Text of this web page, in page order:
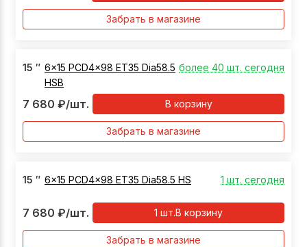
Забрать в магазине
15 ″ 6x15 PCD4x98 ET35 Dia58.5
HSB
более 40 шт. сегодня
7 680 ₽/шт. В корзину
Забрать в магазине
15 ″ 6x15 PCD4x98 ET35 Dia58.5 HS 1 шт. сегодня
7 680 ₽/шт. В корзину
1 шт.
Забрать в магазине